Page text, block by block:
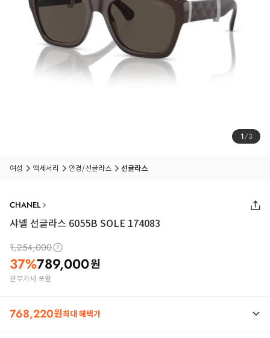
1/3
여성 액세서리 안경/선글라스 선글라스
CHANEL
샤넬 선글라스 6055B SOLE 174083
1,254,000
37%789,000원
관부가세 포함
768,220원최대 혜택가